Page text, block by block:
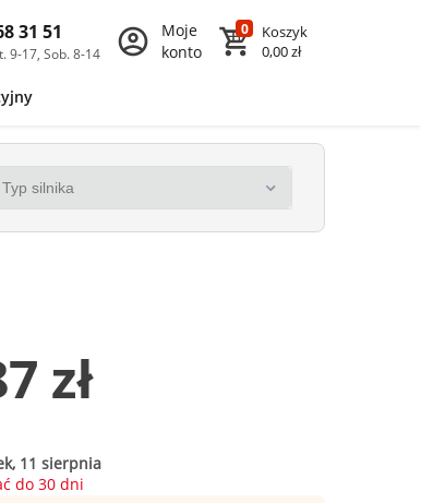
31 51
9-17, Sob. 8-14
Moje
konto
0
Koszyk
0,00 zł
zł
11 sierpnia
do 30 dni